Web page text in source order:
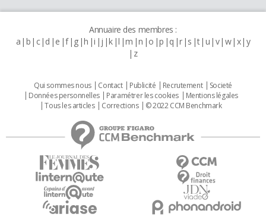
Annuaire des membres :
a b c d e f g h i j k l m n o p q r s t u v w x y
z
Qui sommes nous Contact Publicité Recrutement
Societé
Données personnelles
Paramétrer les cookies
Mentions légales
Tous les articles
Corrections © 2022 CCM Benchmark